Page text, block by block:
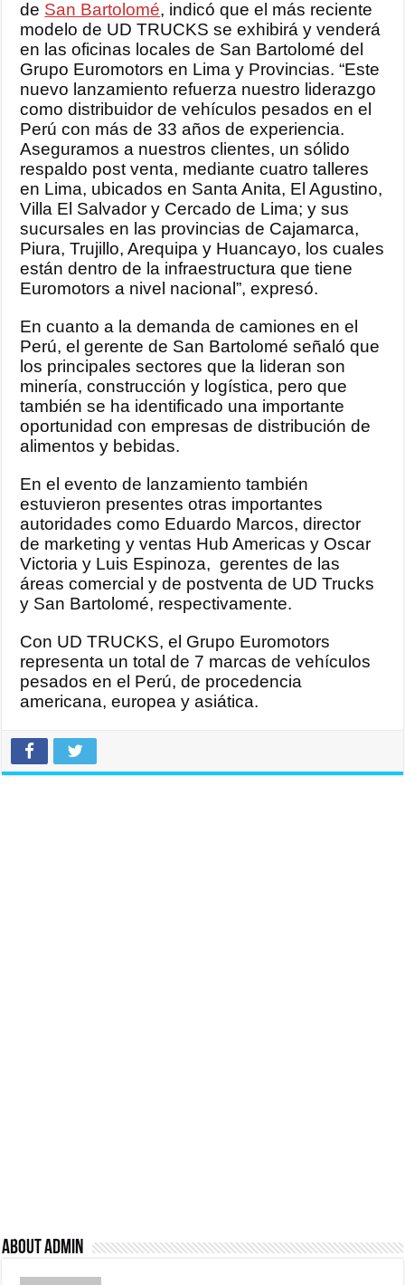
de San Bartolomé, indicó que el más reciente
modelo de UD TRUCKS se exhibirá y venderá
en las oficinas locales de San Bartolomé del
Grupo Euromotors en Lima y Provincias. “Este
nuevo lanzamiento refuerza nuestro liderazgo
como distribuidor de vehículos pesados en el
Perú con más de 33 años de experiencia.
Aseguramos a nuestros clientes, un sólido
respaldo post venta, mediante cuatro talleres
en Lima, ubicados en Santa Anita, El Agustino,
Villa El Salvador y Cercado de Lima; y sus
sucursales en las provincias de Cajamarca,
Piura, Trujillo, Arequipa y Huancayo, los cuales
están dentro de la infraestructura que tiene
Euromotors a nivel nacional”, expresó.
En cuanto a la demanda de camiones en el
Perú, el gerente de San Bartolomé señaló que
los principales sectores que la lideran son
minería, construcción y logística, pero que
también se ha identificado una importante
oportunidad con empresas de distribución de
alimentos y bebidas.
En el evento de lanzamiento también
estuvieron presentes otras importantes
autoridades como Eduardo Marcos, director
de marketing y ventas Hub Americas y Oscar
Victoria y Luis Espinoza, gerentes de las
áreas comercial y de postventa de UD Trucks
y San Bartolomé, respectivamente.
Con UD TRUCKS, el Grupo Euromotors
representa un total de 7 marcas de vehículos
pesados en el Perú, de procedencia
americana, europea y asiática.
About admin